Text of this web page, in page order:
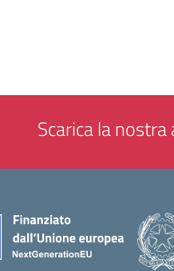
Scarica la